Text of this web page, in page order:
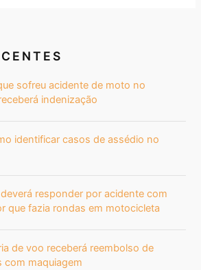
sofreu acidente de moto no
indenização
identificar casos de assédio no
responder por acidente com
que fazia rondas em motocicleta
de voo receberá reembolso de
com maquiagem